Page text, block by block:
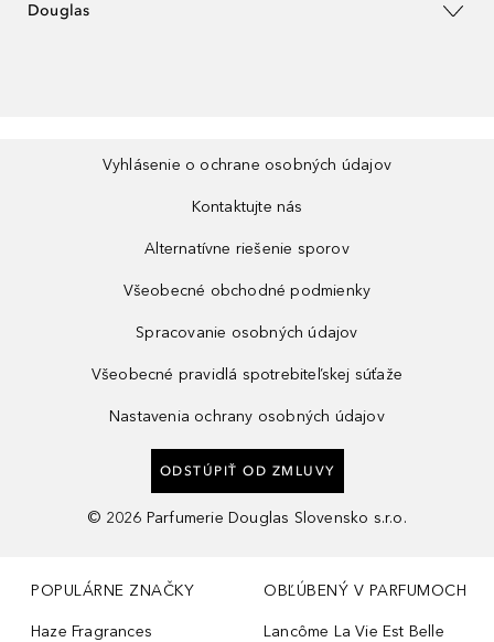
Douglas
Vyhlásenie o ochrane osobných údajov
Kontaktujte nás
Alternatívne riešenie sporov
Všeobecné obchodné podmienky
Spracovanie osobných údajov
Všeobecné pravidlá spotrebiteľskej súťaže
Nastavenia ochrany osobných údajov
ODSTÚPIŤ OD ZMLUVY
© 2026 Parfumerie Douglas Slovensko s.r.o.
POPULÁRNE ZNAČKY
Haze Fragrances
OBĽÚBENÝ V PARFUMOCH
Lancôme La Vie Est Belle